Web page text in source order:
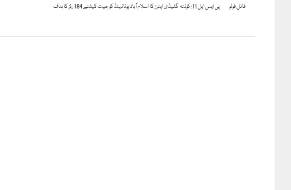
فائل فوٹو پی ایس ایل 11: کوئٹہ گلیڈی ایٹرز کا اسلام آباد یونائیٹڈ کو جیت کیلئے 184 رنز کا ہدف